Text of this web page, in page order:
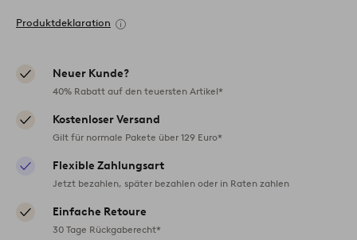
Produktdeklaration
Neuer Kunde?
40% Rabatt auf den teuersten Artikel*
Kostenloser Versand
Gilt für normale Pakete über 129 Euro*
Flexible Zahlungsart
Jetzt bezahlen, später bezahlen oder in Raten zahlen
Einfache Retoure
30 Tage Rückgaberecht*